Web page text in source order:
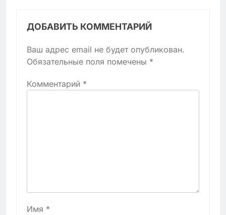
ДОБАВИТЬ КОММЕНТАРИЙ
Ваш адрес email не будет опубликован.
Обязательные поля помечены *
Комментарий *
Имя *